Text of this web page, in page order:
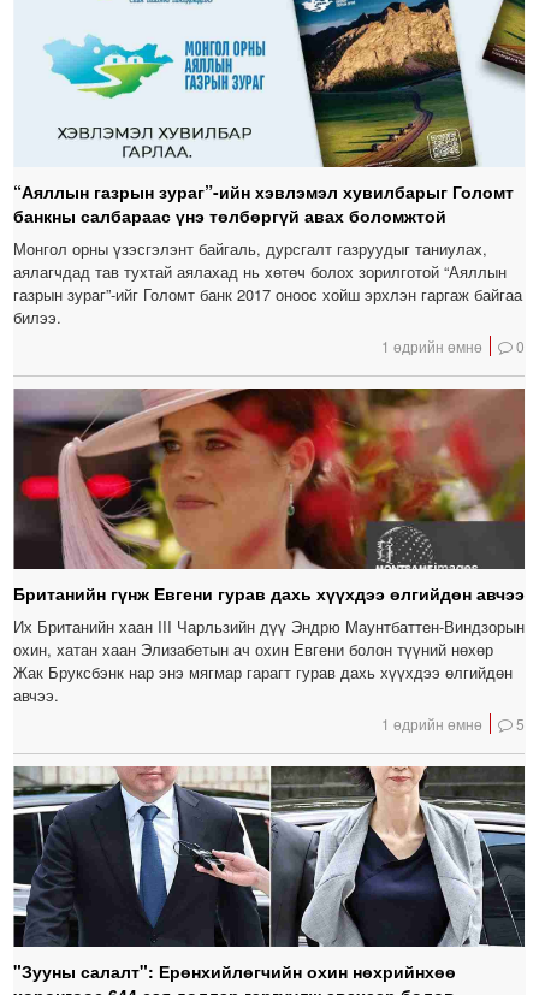
“Аяллын газрын зураг”-ийн хэвлэмэл хувилбарыг Голомт
банкны салбараас үнэ төлбөргүй авах боломжтой
Монгол орны үзэсгэлэнт байгаль, дурсгалт газруудыг таниулах,
аялагчдад тав тухтай аялахад нь хөтөч болох зорилготой “Аяллын
газрын зураг”-ийг Голомт банк 2017 оноос хойш эрхлэн гаргаж байгаа
билээ.
1 өдрийн өмнө 0
Британийн гүнж Евгени гурав дахь хүүхдээ өлгийдөн авчээ
Их Британийн хаан III Чарльзийн дүү Эндрю Маунтбаттен-Виндзорын
охин, хатан хаан Элизабетын ач охин Евгени болон түүний нөхөр
Жак Бруксбэнк нар энэ мягмар гарагт гурав дахь хүүхдээ өлгийдөн
авчээ.
1 өдрийн өмнө 5
"Зууны салалт": Ерөнхийлөгчийн охин нөхрийнхөө